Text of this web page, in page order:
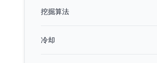
挖掘算法
冷却